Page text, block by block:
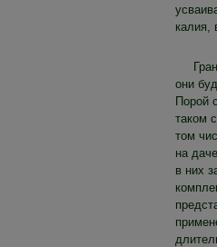
калия,
они
Порой
таком
том
на
в них